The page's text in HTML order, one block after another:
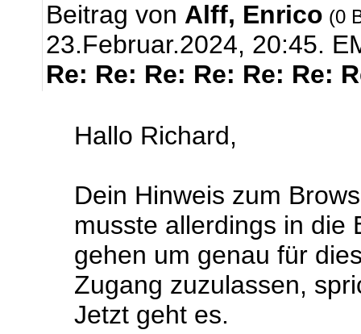
Beitrag von Alff, Enrico (0
23.Februar.2024, 20:45.
Re: Re: Re: Re: Re: Re:
Hallo Richard,
Dein Hinweis zum
musste allerdings in die
gehen um genau für
Zugang zuzulassen,
Jetzt geht es.